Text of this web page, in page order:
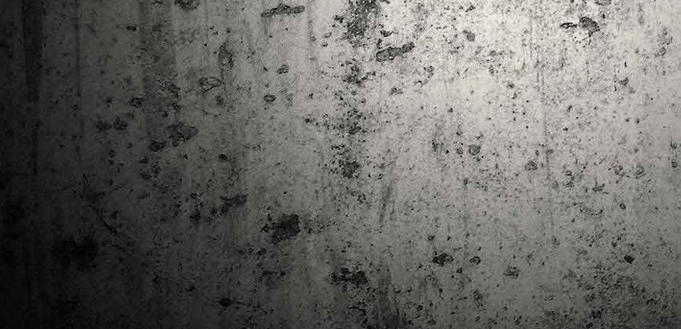
trimestre del club de lectura de còmics de la Biblioteca Pública de
Tarragona. I aquest és el menú ofert per als mesos d'abril, maig i juny. Com ja és
habitual, el club se segueix en modalitat virtual amb l'aplicació Tellfy i les
trobades mensuals són per videoconferència.
MAR
13
Descobrint els orígens de la revista Spirou
Ja tinc a les mans el resultat d'una feina que m'ha portat a capbussar-me
els darrers temps en la història del còmic europeu i dels seus grans
autors i personatges!
Segur que coneixeu en Lucky Luke, els Barrufets, en Marsupilami o en Spirou,
però sabíeu que van néixer en una revista? Le Journal de Spirou, publicada per
primera vegada el 21 d’abril de 1938, és una de les grans icones de l’escola de
còmic franco-belga.